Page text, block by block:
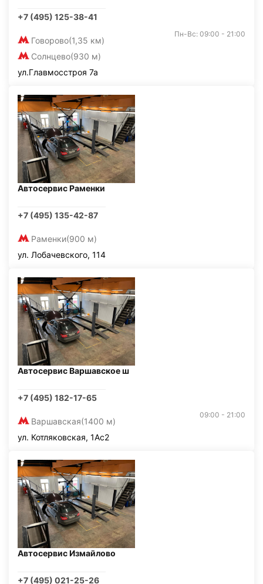
+7 (495) 125-38-41
Говорово(1,35 км)
Солнцево(930 м)
Пн-Вс: 09:00 - 21:00
ул.Главмосстроя 7а
Автосервис Раменки
+7 (495) 135-42-87
Раменки(900 м)
ул. Лобачевского, 114
Автосервис Варшавское ш
+7 (495) 182-17-65
Варшавская(1400 м)
09:00 - 21:00
ул. Котляковская, 1Ас2
Автосервис Измайлово
+7 (495) 021-25-26